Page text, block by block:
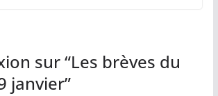
sur “Les brèves du
janvier”